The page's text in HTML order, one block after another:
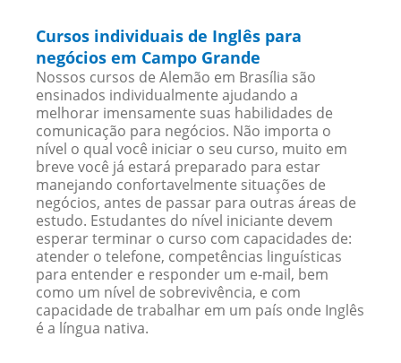
Cursos individuais de Inglês para
negócios em Campo Grande
Nossos cursos de Alemão em Brasília são
ensinados individualmente ajudando a
melhorar imensamente suas habilidades de
comunicação para negócios. Não importa o
nível o qual você iniciar o seu curso, muito em
breve você já estará preparado para estar
manejando confortavelmente situações de
negócios, antes de passar para outras áreas de
estudo. Estudantes do nível iniciante devem
esperar terminar o curso com capacidades de:
atender o telefone, competências linguísticas
para entender e responder um e-mail, bem
como um nível de sobrevivência, e com
capacidade de trabalhar em um país onde Inglês
é a língua nativa.